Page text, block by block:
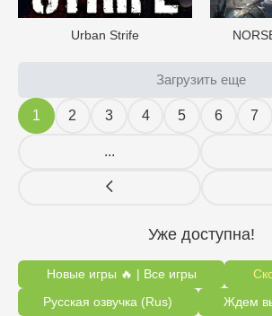
Urban Strife
Загрузить еще
1 2 3 4 5 6 7
...
Уже доступна!
Новые игры 🔥 | Все игры
Русская озвучка (Rus)
Ждем